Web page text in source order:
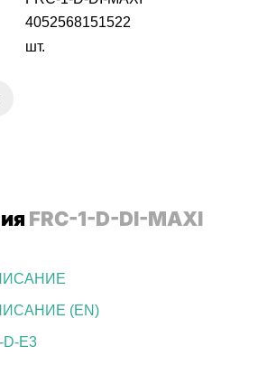
4052568151522
шт.
FRC-1-D-DI-MAXI
(EN)
E3